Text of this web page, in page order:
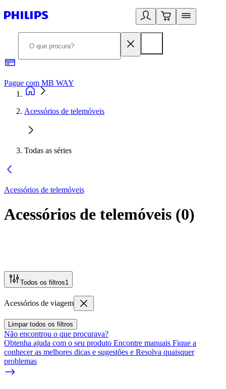
Pague com MB WAY
Acessórios de telemóveis
Todas as séries
Acessórios de telemóveis
Acessórios de telemóveis (0)
Todos os filtros1
Acessórios de viagem
Limpar todos os filtros
Não encontrou o que procurava?
Obtenha ajuda com o seu produto Encontre manuais Fique a
conhecer as melhores dicas e sugestões e Resolva quaisquer
problemas